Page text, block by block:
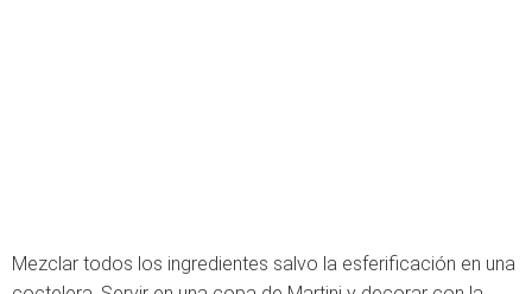
Mezclar todos los ingredientes salvo la esferificación en una